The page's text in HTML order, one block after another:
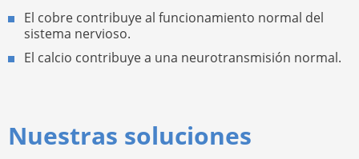
El cobre contribuye al funcionamiento normal del
sistema nervioso.
El calcio contribuye a una neurotransmisión normal.
Nuestras soluciones